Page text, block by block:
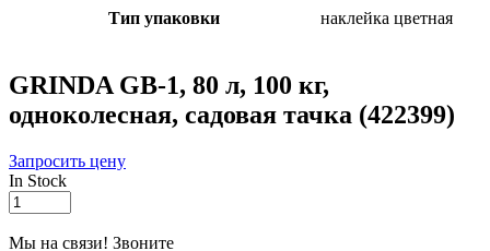
Тип упаковки наклейка цветная
GRINDA GB-1, 80 л, 100 кг,
одноколесная, садовая тачка (422399)
Запросить цену
In Stock
GRINDA
GB-
1,
Мы на связи! Звоните